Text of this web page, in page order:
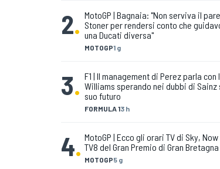
2.
MOTOGP1 g
MotoGP | Bagnaia: "Non serviva il
Stoner per rendersi conto che
una Ducati diversa"
3.
FORMULA 13 h
F1 | Il management di Perez parla con
Williams sperando nei dubbi di Sainz
suo futuro
4. MOTOGP5 g
MotoGP | Ecco gli orari TV di Sky, Now
TV8 del Gran Premio di Gran Bretagna